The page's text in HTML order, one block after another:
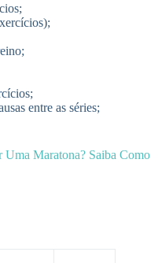
entre as séries;
Uma Maratona? Saiba Como